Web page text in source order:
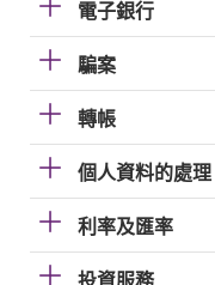
電子銀行
騙案
轉帳
個人資料的處理
利率及匯率
投資服務